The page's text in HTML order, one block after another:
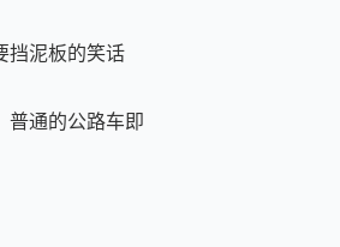
挡泥板的笑话
普通的公路车即